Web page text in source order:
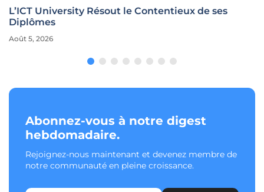
L’ICT University Résout le Contentieux de ses
Diplômes
Août 5, 2026
Abonnez-vous à notre digest
hebdomadaire.
Rejoignez-nous maintenant et devenez membre de
notre communauté en pleine croissance.